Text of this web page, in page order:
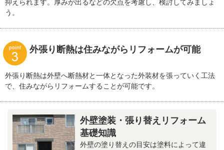
抑えられます。厚みが出るなどの欠点を考慮し、検討してみましょ
う。
外張り断熱は住みながらリフォームが可能
外張り断熱は外壁へ断熱材と一体となった外装材を張っていく工法
で、住みながらリフォームすることが可能です。
外壁塗装・張り替えリフォーム
基礎知識
外壁の塗り替えの目安は塗料によって違